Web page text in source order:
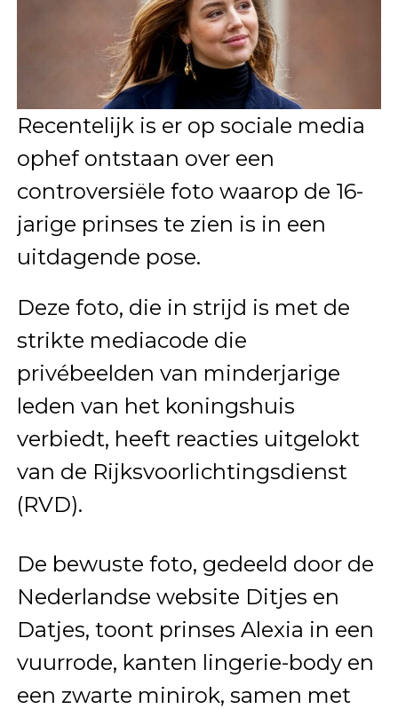
Recentelijk is er op sociale media
ophef ontstaan over een
controversiële foto waarop de 16-
jarige prinses te zien is in een
uitdagende pose.
Deze foto, die in strijd is met de
strikte mediacode die
privébeelden van minderjarige
leden van het koningshuis
verbiedt, heeft reacties uitgelokt
van de Rijksvoorlichtingsdienst
(RVD).
De bewuste foto, gedeeld door de
Nederlandse website Ditjes en
Datjes, toont prinses Alexia in een
vuurrode, kanten lingerie-body en
een zwarte minirok, samen met